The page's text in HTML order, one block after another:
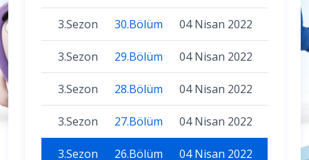
3.Sezon 30.Bölüm 04 Nisan 2022
3.Sezon 29.Bölüm 04 Nisan 2022
3.Sezon 28.Bölüm 04 Nisan 2022
3.Sezon 27.Bölüm 04 Nisan 2022
3.Sezon 26.Bölüm 04 Nisan 2022